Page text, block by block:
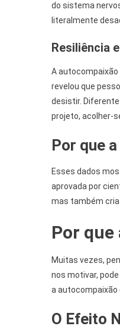
do sistema
literalmente
Resiliência
A
revelou que
desistir.
projeto, acolher-
Por que
Esses dados
aprovada por
mas também
Por
Muitas vezes,
nos motivar,
a
O Efeito